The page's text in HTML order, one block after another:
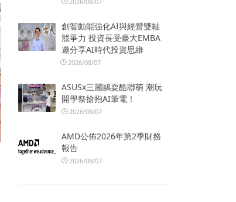
創智動能強化AI與經營雙軸
競爭力 投資長受臺大EMBA
邀分享AI時代投資思維
2026/08/07
ASUSx三麗鷗耍酷聯萌 潮玩
開學祭搶抱AI筆電！
2026/08/07
AMD公佈2026年第2季財務
報告
2026/08/07